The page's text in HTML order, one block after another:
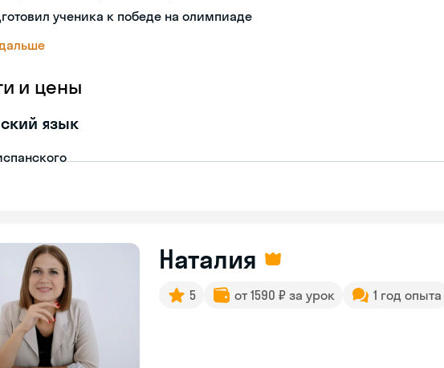
ученика к победе на олимпиаде
и цены
язык
Наталия
5 от 1590 ₽ за урок 1 год опыта